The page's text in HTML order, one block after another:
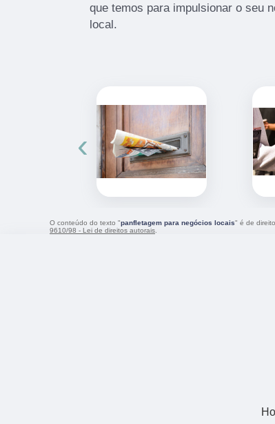
que temos para impulsionar o seu
local.
‹
O conteúdo do texto "panfletagem para negócios locais" é de
9610/98 - Lei de direitos autorais